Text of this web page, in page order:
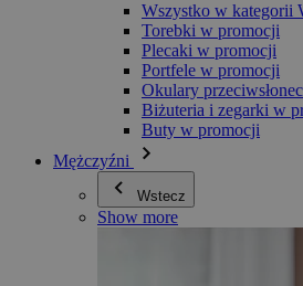
Wszystko w kategorii
Torebki w promocji
Plecaki w promocji
Portfele w promocji
Okulary
Biżuteria i zegarki w
Buty w promocji
Mężczyźni
Wstecz
Show more